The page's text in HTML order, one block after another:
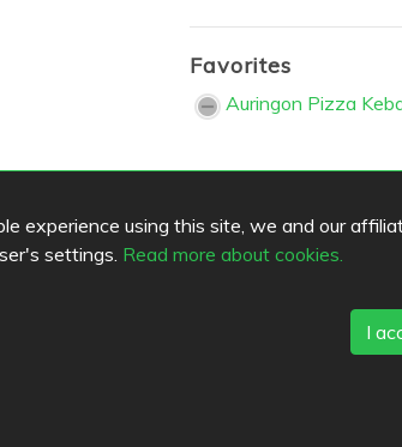
experience using this site, we and our
settings. Read more about cookies.
I
Favorites
Auringon Pizza
Links
Hilfe